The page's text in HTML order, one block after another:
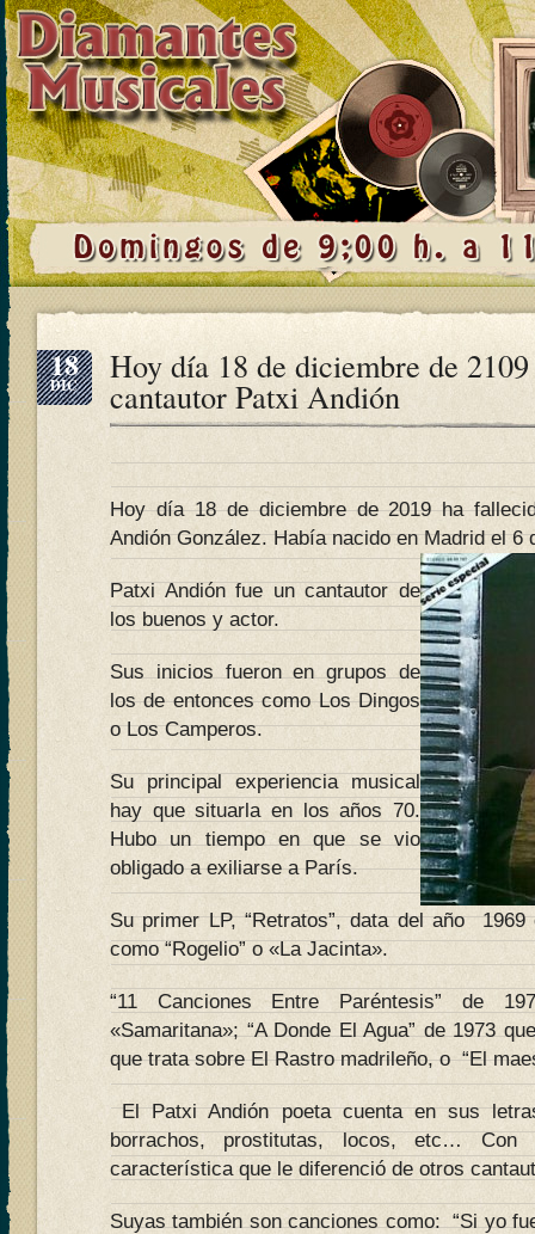
18
DIC Hoy día 18 de diciembre de
cantautor Patxi Andión
Hoy día 18 de diciembre de 2019 ha
Andión González. Había nacido en Madrid el 6
Patxi Andión fue un cantautor de
los buenos y actor.
Sus inicios fueron en grupos de
los de entonces como Los Dingos
o Los Camperos.
Su principal experiencia musical
hay que situarla en los años 70.
Hubo un tiempo en que se vio
obligado a exiliarse a París.
Su primer LP, “Retratos”, data del año 1969
como “Rogelio” o «La Jacinta».
“11 Canciones Entre Paréntesis” de
«Samaritana»; “A Donde El Agua” de 1973
que trata sobre El Rastro madrileño, o “El
El Patxi Andión poeta cuenta en sus
borrachos, prostitutas, locos, etc…
característica que le diferenció de otros
Suyas también son canciones como: “Si yo